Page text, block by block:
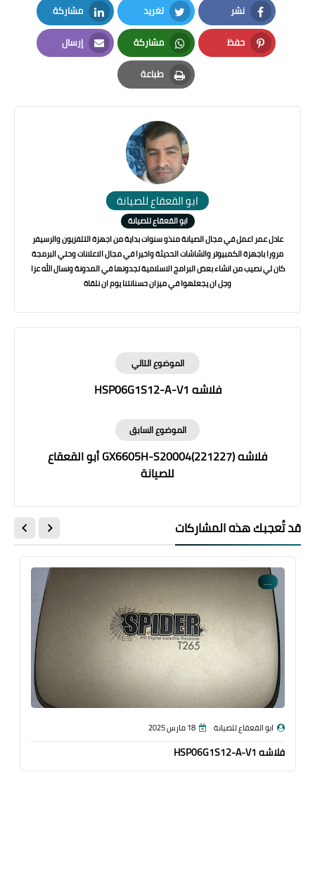
نشر
Facebook
تغريد
Twitter
مشاركة
LinkedIn
حفظ
Pinterest
مشاركة
Whatsapp
إرسال
Email
طباعة
Print
ابو القعقاع للصيانة
ابو القعقاع للصيانة
عادل عمر اعمل في مجال الصيانة منذو سنوات بداية من اجهزة التلفزيون والرسيفر
مرورا باجهزة الكمبيوتر والشاشات الحديثة واخيرا في مجال الاعلانات وحتي البرمجة
كان لي نصيب من انشاء بعض البرامج الاسلامية تجدونها في المدونة ونسال الله عزا
وجل ان يجعلهوا في ميزان حسنانتنا يوم ان نلقاة
الموضوع التالي
فلاشه HSP06G1S12-A-V1
الموضوع السابق
فلاشه GX6605H-S20004(221227) أبو القعقاع
للصيانة
قد تُعجبك هذه المشاركات
....
ابو القعقاع للصيانة 18 مارس 2025
فلاشه HSP06G1S12-A-V1